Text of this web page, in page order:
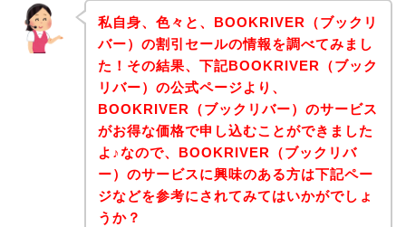
私自身、色々と、BOOKRIVER（ブックリ
バー）の割引セールの情報を調べてみまし
た！その結果、下記BOOKRIVER（ブック
リバー）の公式ページより、
BOOKRIVER（ブックリバー）のサービス
がお得な価格で申し込むことができました
よ♪なので、BOOKRIVER（ブックリバ
ー）のサービスに興味のある方は下記ペー
ジなどを参考にされてみてはいかがでしょ
うか？